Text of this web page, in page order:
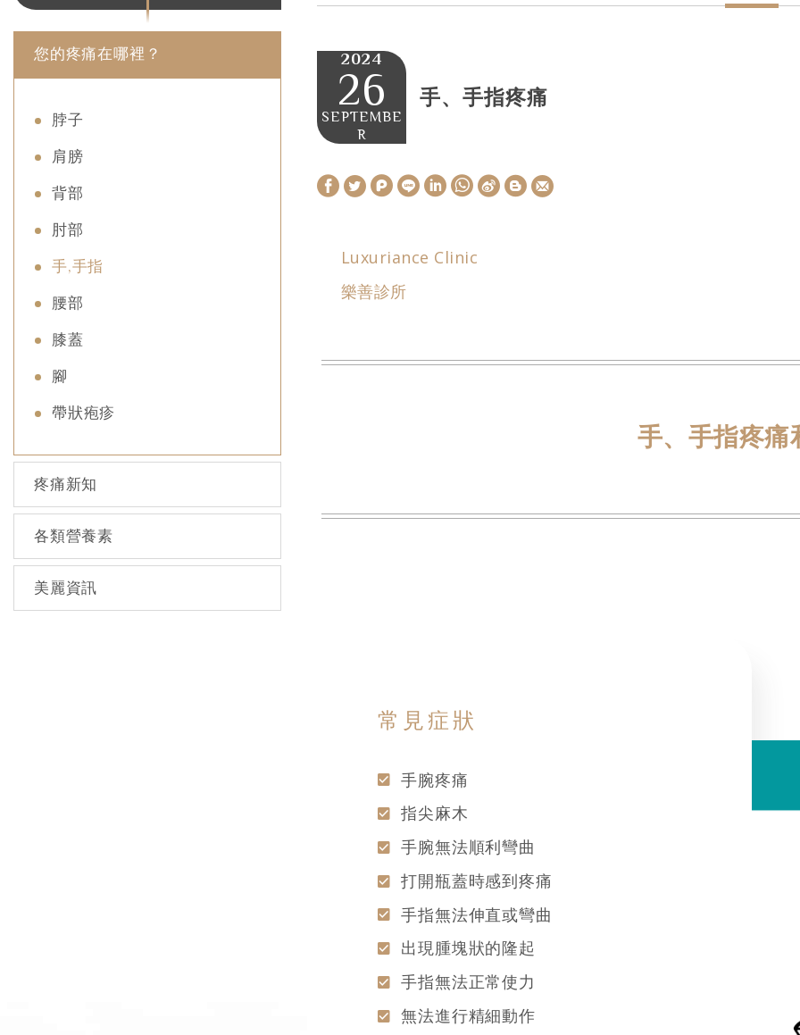
您的疼痛在哪裡？
脖子
肩膀
背部
肘部
手,手指
腰部
膝蓋
腳
帶狀疱疹
疼痛新知
各類營養素
美麗資訊
2024
26
SEPTEMBE
R
手、手指疼痛
a
Luxuriance Clinic
樂善診所
手、手指疼痛
常見症狀
手腕疼痛
指尖麻木
手腕無法順利彎曲
打開瓶蓋時感到疼痛
手指無法伸直或彎曲
出現腫塊狀的隆起
手指無法正常使力
無法進行精細動作